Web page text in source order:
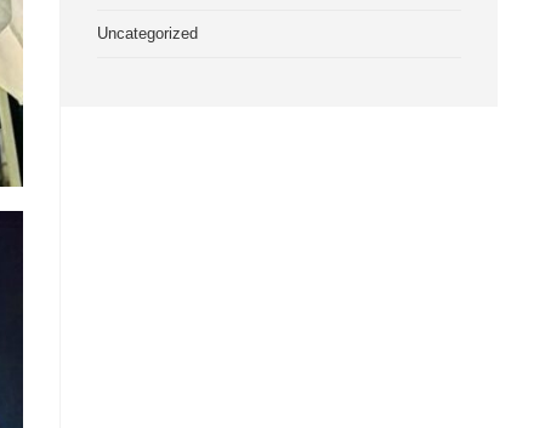
Uncategorized